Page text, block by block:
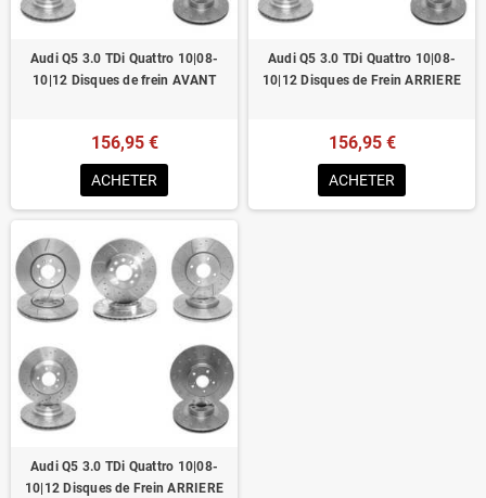
Audi Q5 3.0 TDi Quattro 10|08-
10|12 Disques de frein AVANT
156,95 €
ACHETER
Audi Q5 3.0 TDi Quattro 10|08-
10|12 Disques de Frein ARRIERE
156,95 €
ACHETER
Audi Q5 3.0 TDi Quattro 10|08-
10|12 Disques de Frein ARRIERE